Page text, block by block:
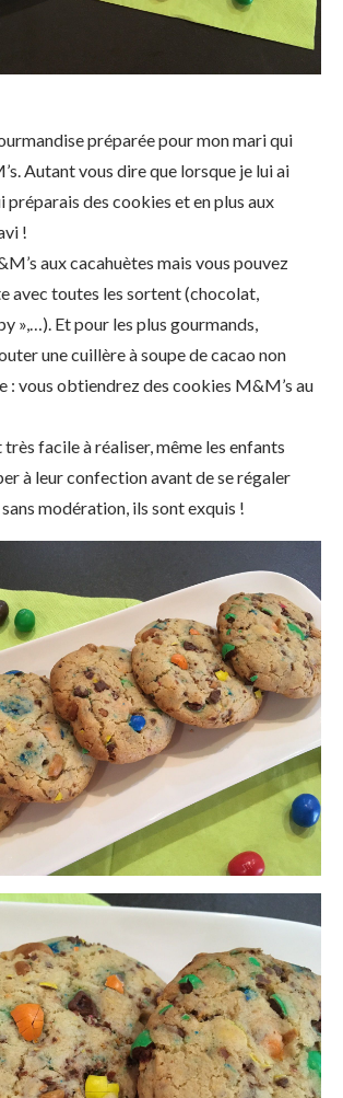
préparée pour mon mari qui
Autant vous dire que lorsque je lui ai
préparais des cookies et en plus aux
!
aux cacahuètes mais vous pouvez
avec toutes les sortent (chocolat,
»,…). Et pour les plus gourmands,
une cuillère à soupe de cacao non
: vous obtiendrez des cookies M&M’s au
facile à réaliser, même les enfants
à leur confection avant de se régaler
modération, ils sont exquis !